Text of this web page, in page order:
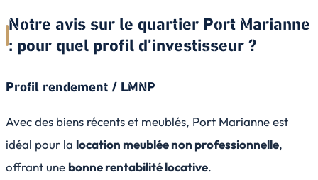
Notre avis sur le quartier Port Marianne
: pour quel profil d’investisseur ?
Profil rendement / LMNP
Avec des biens récents et meublés, Port Marianne est
idéal pour la location meublée non professionnelle,
offrant une bonne rentabilité locative.